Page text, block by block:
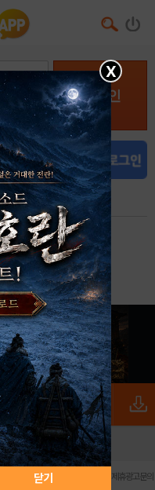
로그인
회원가입
X
닫기
전체앱
불법촬영물 신고센터 제휴광고문의